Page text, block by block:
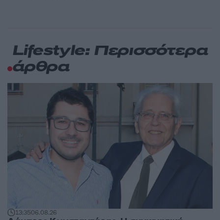
Lifestyle: Περισσότερα
άρθρα
13:3506.08.26